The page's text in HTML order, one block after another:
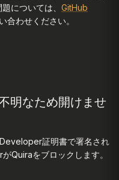
については、 GitHub
合わせください。
明なため開けませ
証明書で署名され
Quiraをブロックします。